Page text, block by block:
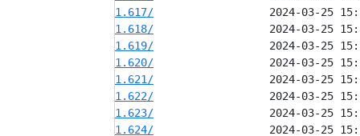
1.617/
1.618/
1.619/
1.620/
1.621/
1.622/
1.623/
1.624/